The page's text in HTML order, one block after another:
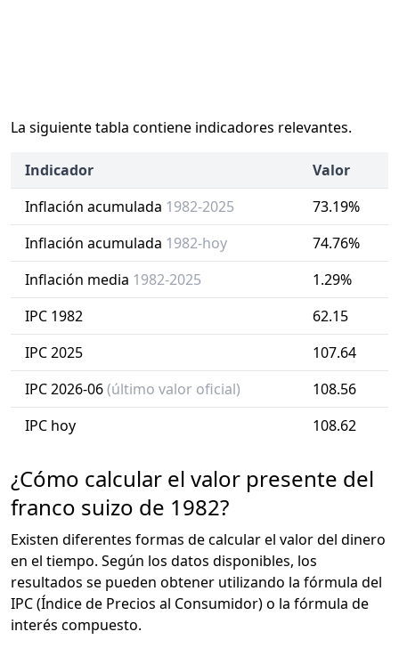
La siguiente tabla contiene indicadores relevantes.
Indicador
Valor
Inflación acumulada 1982-2025
73.19%
Inflación acumulada 1982-hoy
74.76%
Inflación media 1982-2025
1.29%
IPC 1982
62.15
IPC 2025
107.64
IPC 2026-06(último valor oficial)
108.56
IPC hoy
108.62
¿Cómo calcular el valor presente del
franco suizo de 1982?
Existen diferentes formas de calcular el valor del dinero
en el tiempo. Según los datos disponibles, los
resultados se pueden obtener utilizando la fórmula del
IPC (Índice de Precios al Consumidor) o la fórmula de
interés compuesto.